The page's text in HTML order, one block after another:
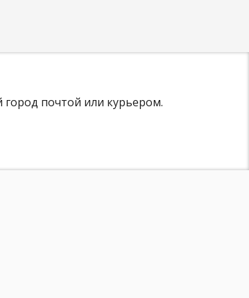
город почтой или курьером.